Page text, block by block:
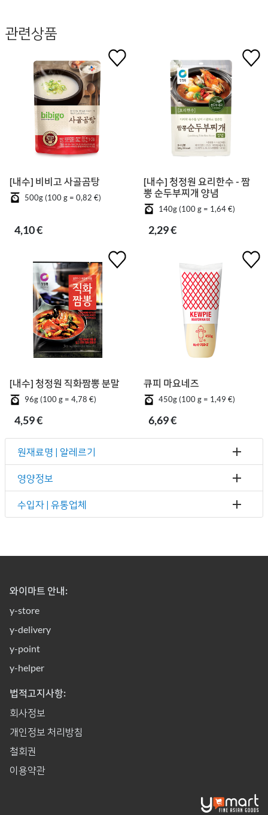
관련상품
[내수] 비비고 사골곰탕
500g (100 g = 0,82 €)
4,10 €
[내수] 청정원 요리한수 - 짬
뽕 순두부찌개 양념
140g (100 g = 1,64 €)
2,29 €
[내수] 청정원 직화짬뽕 분말
96g (100 g = 4,78 €)
4,59 €
큐피 마요네즈
450g (100 g = 1,49 €)
6,69 €
원재료명 | 알레르기
영양정보
수입자 | 유통업체
와이마트 안내:
y-store
y-delivery
y-point
y-helper
법적고지사항:
회사정보
개인정보 처리방침
철회권
이용약관